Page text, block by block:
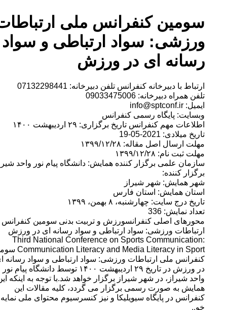
کنفرانس ملی ارتباطات
سواد ارتباطی و سواد
ای در ورزش
با دبیرخانه کنفرانس تلفن دبیرخانه: 07132298441
همراه دبیرخانه: 09033475006
پایگاه رسمی کنفرانس
مهم کنفرانس تاریخ برگزاری: ۲۹ اردیبهشت ۱۴۰۰
میلادی: 2021-05-19
ارسال اصل مقاله: ۱۳۹۹/۱۲/۲۸
ثبت نام: ۱۳۹۹/۱۲/۲۸
علمی برگزار کننده همایش: دانشگاه پیام نور واحد شیراز
کننده:
همایش: شهر شیراز
همایش: استان فارس
درج سایت: چهارشنبه، ۸ بهمن، ۱۳۹۹
نمایش: 336
اصلی کنفرانسورزش و تربیت بدنی سومین کنفرانس ملی
ورزشی: سواد ارتباطی و سواد رسانه ای در ورزش
Third National Conference on Sports
Communication Literacy and Media Literacy in Sport سومین
ملی ارتباطات ورزشی: سواد ارتباطی و سواد رسانه ای
در ورزش در تاریخ ۲۹ اردیبهشت ۱۴۰۰ توسط دانشگاه پیام نور
شیراز، در شهر شیراز برگزار خواهد شد.با توجه به اینکه این
به صورت رسمی برگزار می گردد، کلیه مقالات این
در پایگاه سیویلیکا و نیز کنسرسیوم محتوای ملی نمایه